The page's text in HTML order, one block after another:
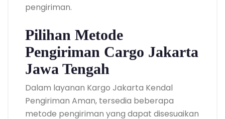
pengiriman.
Pilihan Metode
Pengiriman Cargo Jakarta
Jawa Tengah
Dalam layanan Kargo Jakarta Kendal
Pengiriman Aman, tersedia beberapa
metode pengiriman yang dapat disesuaikan